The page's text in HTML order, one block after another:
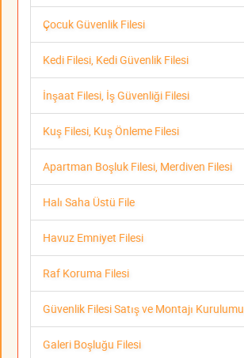
Çocuk Güvenlik Filesi
Kedi Filesi, Kedi Güvenlik Filesi
İnşaat Filesi, İş Güvenliği Filesi
Kuş Filesi, Kuş Önleme Filesi
Apartman Boşluk Filesi, Merdiven Filesi
Halı Saha Üstü File
Havuz Emniyet Filesi
Raf Koruma Filesi
Güvenlik Filesi Satış ve Montajı Kurulumu
Galeri Boşluğu Filesi